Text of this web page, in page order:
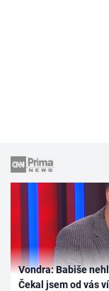
Vondra: Babiše
Čekal jsem od vás